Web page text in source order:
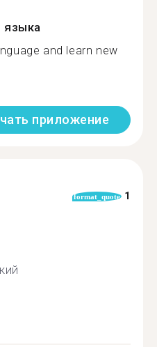
языка
and learn new
приложение
format_quote 1